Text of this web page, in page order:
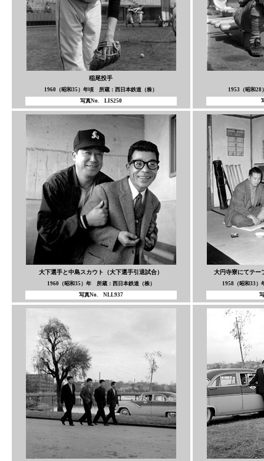
稲尾投手
1960（昭和35）年頃 所蔵：西日本鉄道（株）
写真No. LIS250
1953（昭和
大下選手と中島スカウト（大下選手引退試合）
1960（昭和35）年 所蔵：西日本鉄道（株）
写真No. NLL937
大円寺寮にてテー
1958（昭和33）